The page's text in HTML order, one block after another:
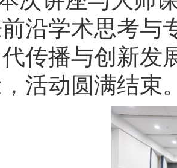
沿学术思考与
传播与创新发
活动圆满结束